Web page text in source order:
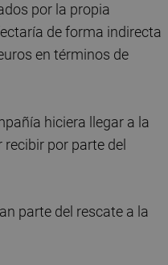
por la propia
de forma indirecta
en términos de
hiciera llegar a la
recibir por parte del
parte del rescate a la